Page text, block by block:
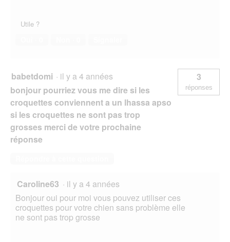
Utile ?
babetdomi · il y a 4 années
bonjour pourriez vous me dire si les
croquettes conviennent a un lhassa apso
si les croquettes ne sont pas trop
grosses merci de votre prochaine
réponse
3
réponses
Caroline63 · il y a 4 années
Bonjour oui pour moi vous pouvez utiliser ces
croquettes pour votre chien sans problème elle
ne sont pas trop grosse